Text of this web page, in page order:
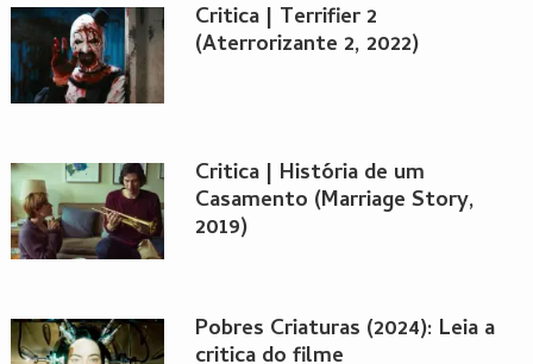
Critica | Terrifier 2
(Aterrorizante 2, 2022)
Critica | História de um
Casamento (Marriage Story,
2019)
Pobres Criaturas (2024): Leia a
critica do filme